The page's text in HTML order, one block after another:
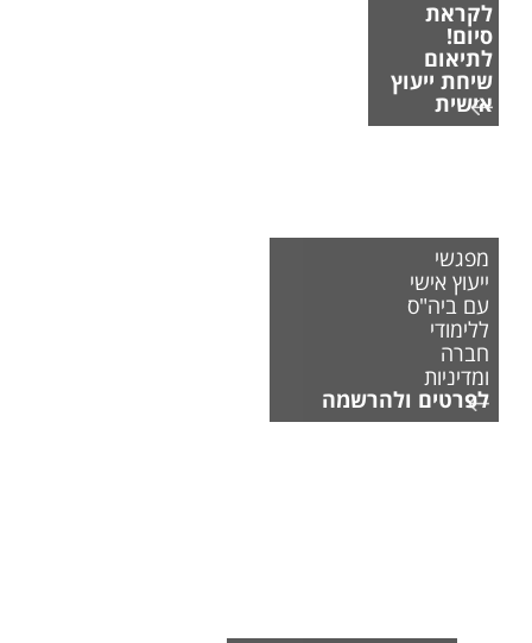
לקראת
סיום!
לתיאום
שיחת ייעוץ
אישית
מפגשי
ייעוץ אישי
עם ביה"ס
ללימודי
חברה
ומדיניות
לפרטים ולהרשמה